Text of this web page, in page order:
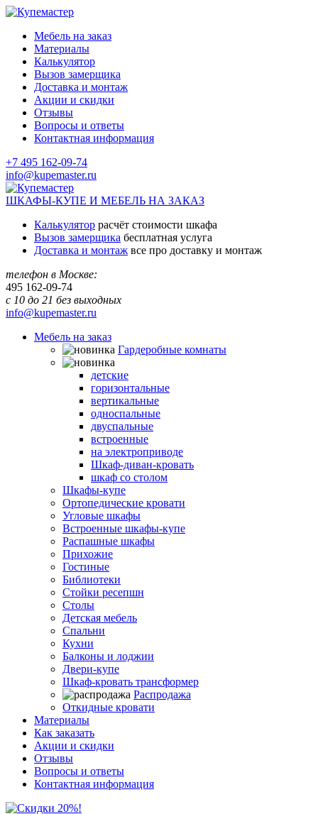
Мебель на заказ
Материалы
Калькулятор
Вызов замерщика
Доставка и монтаж
Акции и скидки
Отзывы
Вопросы и ответы
Контактная информация
+7 495 162-09-74
info@kupemaster.ru
ШКАФЫ-КУПЕ И МЕБЕЛЬ НА ЗАКАЗ
Калькулятор расчёт стоимости шкафа
Вызов замерщика бесплатная услуга
Доставка и монтаж все про доставку и монтаж
телефон в Москве:
495 162-09-74
с 10 до 21 без выходных
info@kupemaster.ru
Мебель на заказ
Гардеробные комнаты
детские
горизонтальные
вертикальные
односпальные
двуспальные
встроенные
на электроприводе
Шкаф-диван-кровать
шкаф со столом
Шкафы-купе
Ортопедические кровати
Угловые шкафы
Встроенные шкафы-купе
Распашные шкафы
Прихожие
Гостиные
Библиотеки
Стойки ресепшн
Столы
Детская мебель
Спальни
Кухни
Балконы и лоджии
Двери-купе
Шкаф-кровать трансформер
Распродажа
Откидные кровати
Материалы
Как заказать
Акции и скидки
Отзывы
Вопросы и ответы
Контактная информация